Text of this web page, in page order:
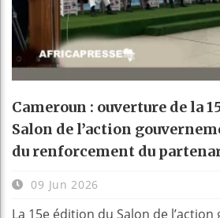
Cameroun : ouverture de la
Salon de l’action
du renforcement du
09 Jun 2026
La 15e édition du Salon de